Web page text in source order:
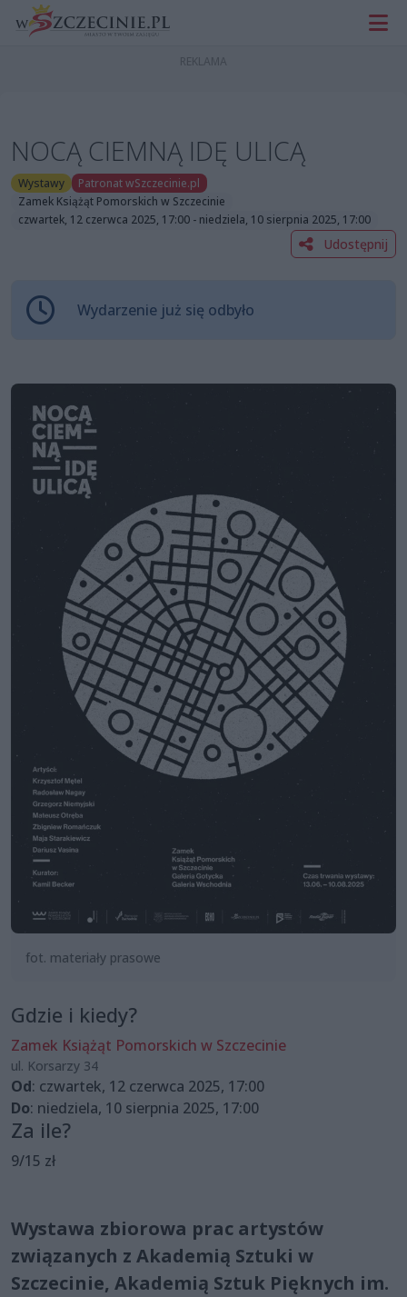
NOCĄ CIEMNĄ IDĘ ULICĄ
Wystawy
Patronat wSzczecinie.pl
Zamek Książąt Pomorskich w Szczecinie
czwartek, 12 czerwca 2025, 17:00 - niedziela, 10 sierpnia 2025, 17:00
Udostępnij
Wydarzenie już się odbyło
fot. materiały prasowe
Gdzie i kiedy?
Zamek Książąt Pomorskich w Szczecinie
ul. Korsarzy 34
Od: czwartek, 12 czerwca 2025, 17:00
Do: niedziela, 10 sierpnia 2025, 17:00
Za ile?
9/15 zł
Wystawa zbiorowa prac artystów
związanych z Akademią Sztuki w
Szczecinie, Akademią Sztuk Pięknych im.